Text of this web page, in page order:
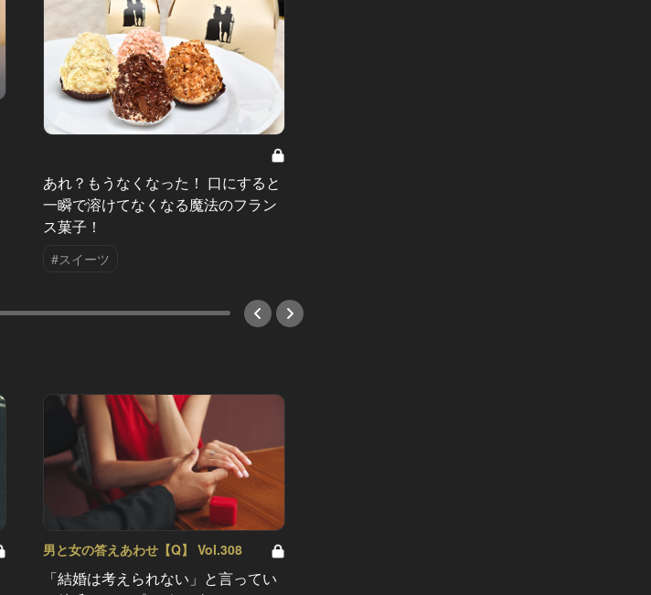
あれ？もうなくなった！ 口にすると
一瞬で溶けてなくなる魔法のフラン
ス菓子！
#スイーツ
男と女の答えあわせ【Q】 Vol.308
「結婚は考えられない」と言ってい